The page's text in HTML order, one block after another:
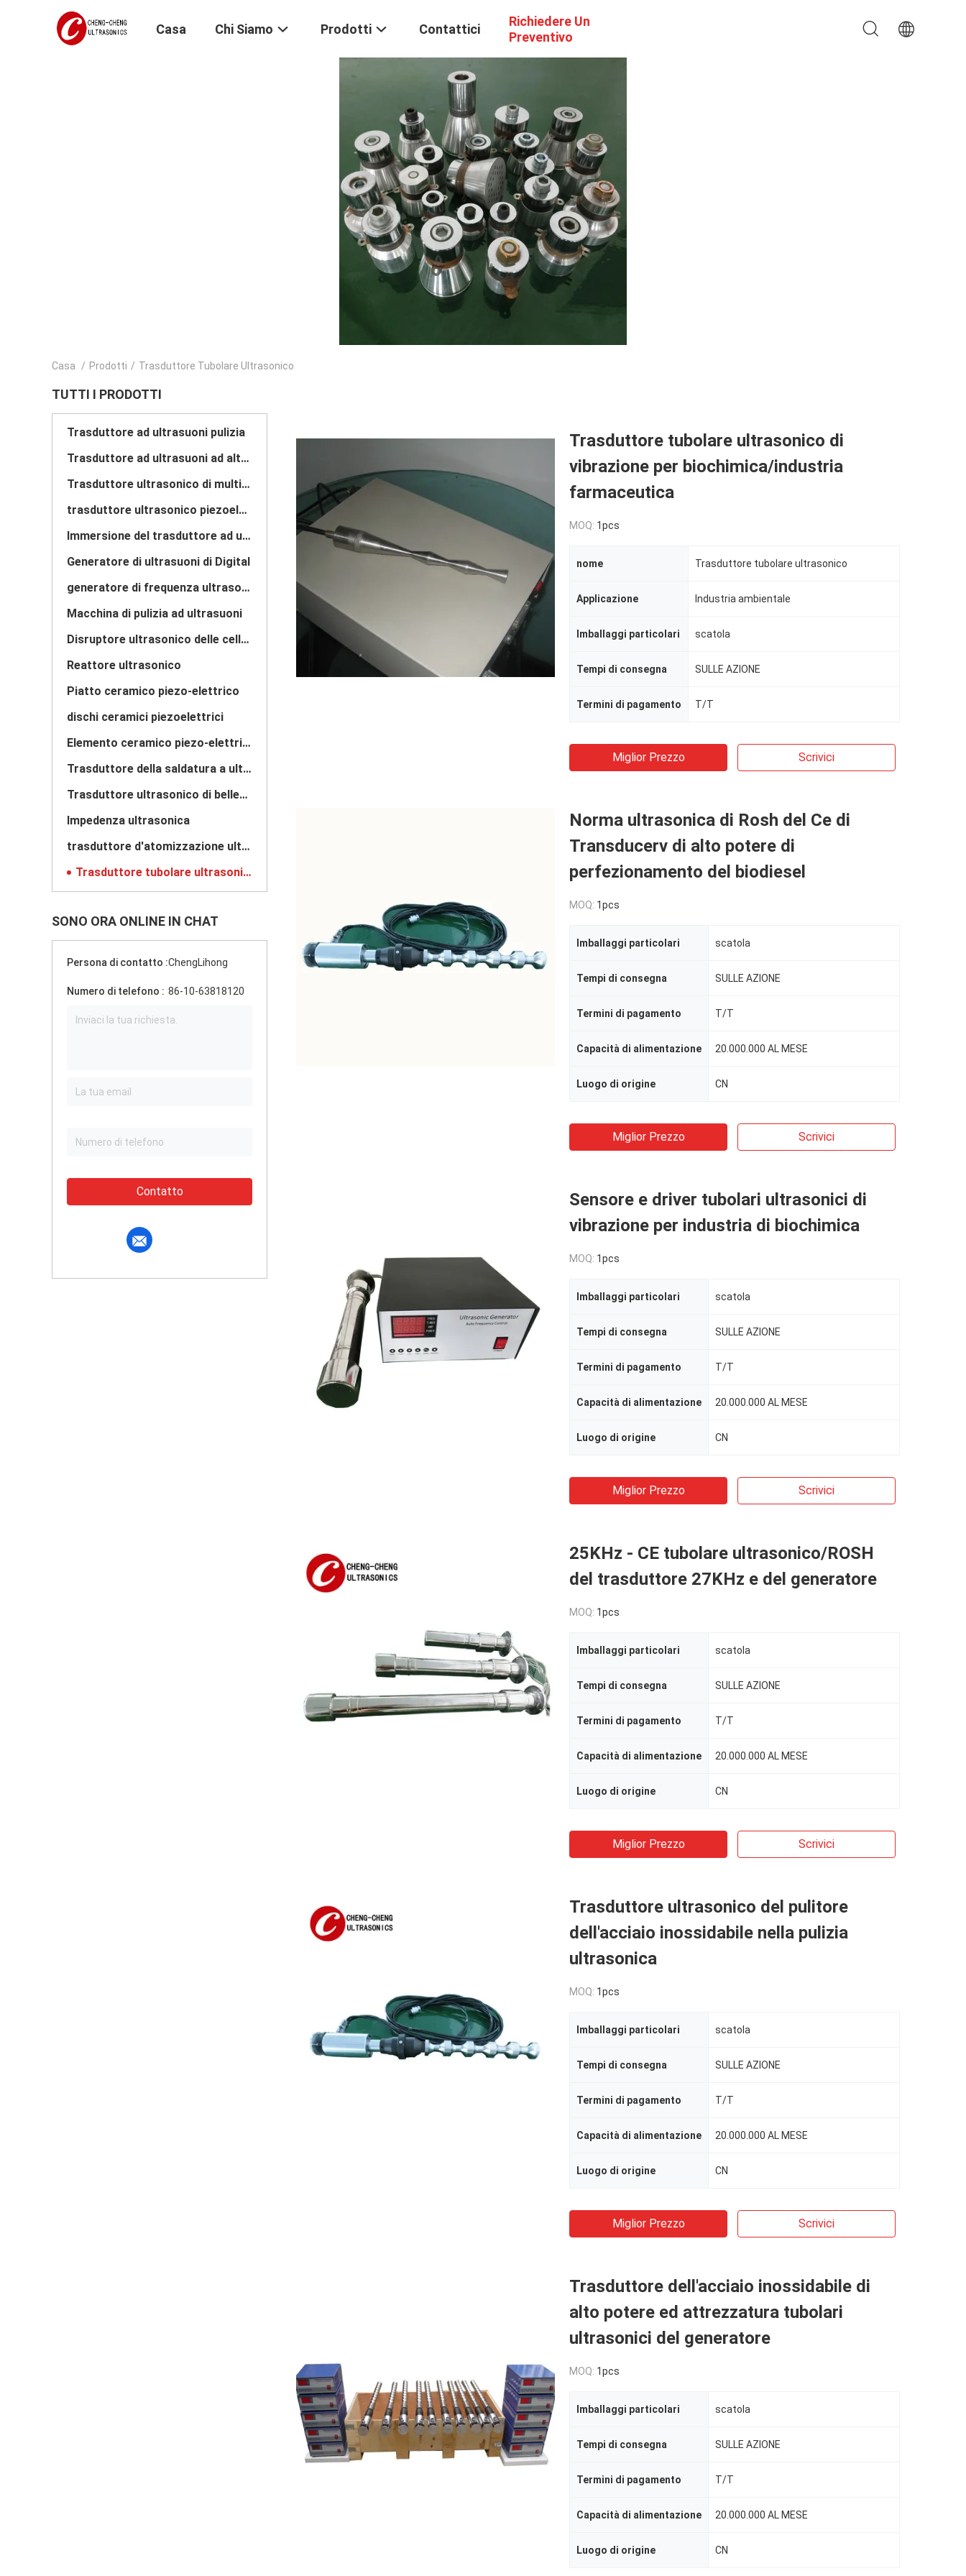
Casa Chi Siamo Prodotti Contattici
Richiedere Un
Preventivo
Casa / Prodotti / Trasduttore Tubolare Ultrasonico
TUTTI I PRODOTTI
Trasduttore ad ultrasuoni pulizia
Trasduttore ad ultrasuoni ad alta potenza
Trasduttore ultrasonico di multi frequenza
trasduttore ultrasonico piezoelettrico
Immersione del trasduttore ad ultrasuoni
Generatore di ultrasuoni di Digital
generatore di frequenza ultrasonica
Macchina di pulizia ad ultrasuoni
Disruptore ultrasonico delle cellule
Reattore ultrasonico
Piatto ceramico piezo-elettrico
dischi ceramici piezoelettrici
Elemento ceramico piezo-elettrico
Trasduttore della saldatura a ultrasuoni
Trasduttore ultrasonico di bellezza
Impedenza ultrasonica
trasduttore d'atomizzazione ultrasonico
Trasduttore tubolare ultrasonico
SONO ORA ONLINE IN CHAT
Persona di contatto :ChengLihong
Numero di telefono : 86-10-63818120
Contatto
Trasduttore tubolare ultrasonico di
vibrazione per biochimica/industria
farmaceutica
MOQ: 1pcs
nome Trasduttore tubolare ultrasonico
Applicazione Industria ambientale
Imballaggi particolari scatola
Tempi di consegna SULLE AZIONE
Termini di pagamento T/T
Miglior Prezzo Scrivici
Norma ultrasonica di Rosh del Ce di
Transducerv di alto potere di
perfezionamento del biodiesel
MOQ: 1pcs
Imballaggi particolari scatola
Tempi di consegna SULLE AZIONE
Termini di pagamento T/T
Capacità di alimentazione 20.000.000 AL MESE
Luogo di origine CN
Miglior Prezzo Scrivici
Sensore e driver tubolari ultrasonici di
vibrazione per industria di biochimica
MOQ: 1pcs
Imballaggi particolari scatola
Tempi di consegna SULLE AZIONE
Termini di pagamento T/T
Capacità di alimentazione 20.000.000 AL MESE
Luogo di origine CN
Miglior Prezzo Scrivici
25KHz - CE tubolare ultrasonico/ROSH
del trasduttore 27KHz e del generatore
MOQ: 1pcs
Imballaggi particolari scatola
Tempi di consegna SULLE AZIONE
Termini di pagamento T/T
Capacità di alimentazione 20.000.000 AL MESE
Luogo di origine CN
Miglior Prezzo Scrivici
Trasduttore ultrasonico del pulitore
dell'acciaio inossidabile nella pulizia
ultrasonica
MOQ: 1pcs
Imballaggi particolari scatola
Tempi di consegna SULLE AZIONE
Termini di pagamento T/T
Capacità di alimentazione 20.000.000 AL MESE
Luogo di origine CN
Miglior Prezzo Scrivici
Trasduttore dell'acciaio inossidabile di
alto potere ed attrezzatura tubolari
ultrasonici del generatore
MOQ: 1pcs
Imballaggi particolari scatola
Tempi di consegna SULLE AZIONE
Termini di pagamento T/T
Capacità di alimentazione 20.000.000 AL MESE
Luogo di origine CN